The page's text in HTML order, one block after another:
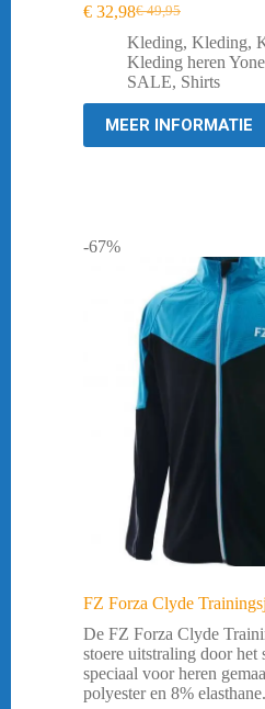
€49,95
Oorspronkelijke
prijs
was:
€ 49,95.
€ 32,98Huidige
prijs
is:
€ 32,98.
Kleding, Kleding,
Kleding heren
SALE, Shirts
MEER INFORMATIE
-67%
FZ Forza Clyde
De FZ Forza Clyde
stoere uitstraling door het
speciaal voor heren
polyester en 8% elasthane.